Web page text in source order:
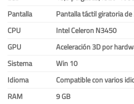
Pantalla
Pantalla táctil giratoria
CPU
Intel Celeron N3450
GPU
Aceleración 3D por
Sistema
Win 10
Idioma
Compatible con varios
RAM
9 GB